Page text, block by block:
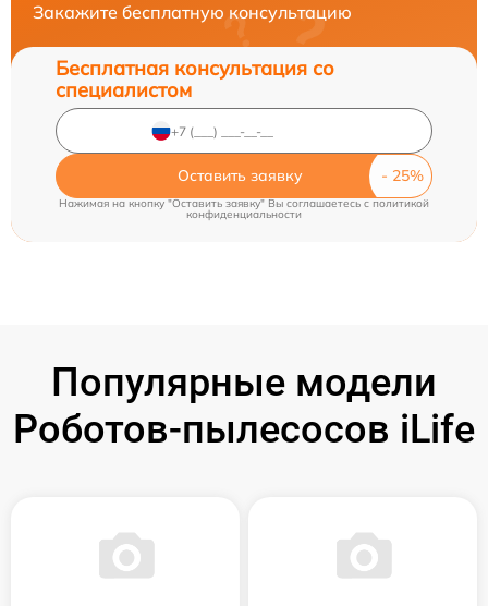
Закажите бесплатную консультацию
Бесплатная консультация со
специалистом
Оставить заявку
Нажимая на кнопку "Оставить заявку" Вы соглашаетесь c политикой
конфиденциальности
Популярные модели
Роботов-пылесосов iLife